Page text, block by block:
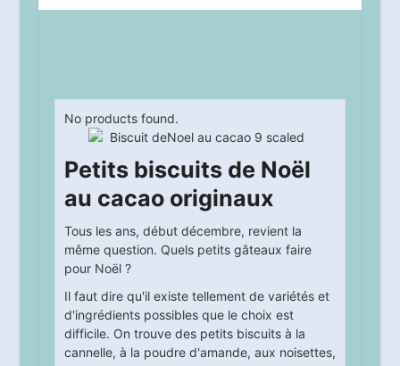
No products found.
Petits biscuits de Noël
au cacao originaux
Tous les ans, début décembre, revient la
même question. Quels petits gâteaux faire
pour Noël ?
Il faut dire qu'il existe tellement de variétés et
d'ingrédients possibles que le choix est
difficile. On trouve des petits biscuits à la
cannelle, à la poudre d'amande, aux noisettes,